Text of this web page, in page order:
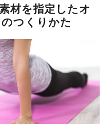
材を指定したオ
つくりかた